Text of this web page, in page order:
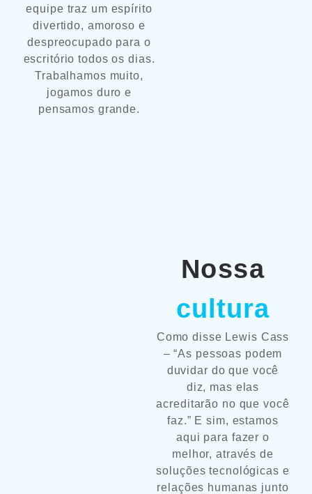
equipe traz um espírito
divertido, amoroso e
despreocupado para o
escritório todos os dias.
Trabalhamos muito,
jogamos duro e
pensamos grande.
Nossa
cultura
Como disse Lewis Cass
– “As pessoas podem
duvidar do que você
diz, mas elas
acreditarão no que você
faz.” E sim, estamos
aqui para fazer o
melhor, através de
soluções tecnológicas e
relações humanas junto